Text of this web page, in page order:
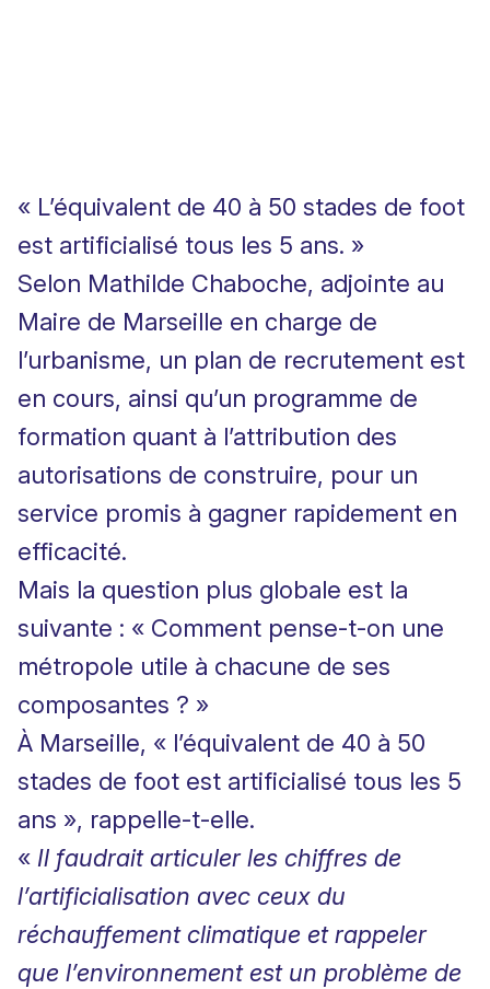
« L’équivalent de 40 à 50 stades de foot
est artificialisé tous les 5 ans. »
Selon Mathilde Chaboche, adjointe au
Maire de Marseille en charge de
l’urbanisme, un plan de recrutement est
en cours, ainsi qu’un programme de
formation quant à l’attribution des
autorisations de construire, pour un
service promis à gagner rapidement en
efficacité.
Mais la question plus globale est la
suivante : « Comment pense-t-on une
métropole utile à chacune de ses
composantes ? »
À Marseille, « l’équivalent de 40 à 50
stades de foot est artificialisé tous les 5
ans », rappelle-t-elle.
« Il faudrait articuler les chiffres de
l’artificialisation avec ceux du
réchauffement climatique et rappeler
que l’environnement est un problème de